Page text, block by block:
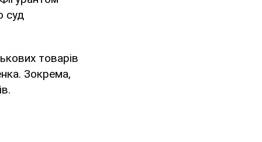
суд
товарів
Зокрема,